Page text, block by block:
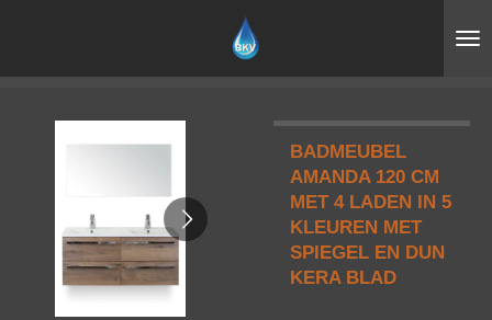
BADMEUBEL
AMANDA 120 CM
MET 4 LADEN IN 5
KLEUREN MET
SPIEGEL EN DUN
KERA BLAD